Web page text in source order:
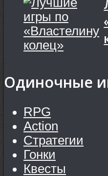
Одиночные
RPG
Action
Стратегии
Гонки
Квесты